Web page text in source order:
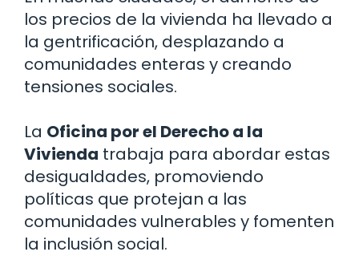
los precios de la vivienda ha llevado a
la gentrificación, desplazando a
comunidades enteras y creando
tensiones sociales.
La Oficina por el Derecho a la
Vivienda trabaja para abordar estas
desigualdades, promoviendo
políticas que protejan a las
comunidades vulnerables y fomenten
la inclusión social.